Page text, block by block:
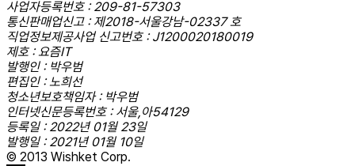
사업자등록번호 : 209-81-57303
통신판매업신고 : 제2018-서울강남-02337 호
직업정보제공사업 신고번호 : J1200020180019
제호 : 요즘IT
발행인 : 박우범
편집인 : 노희선
청소년보호책임자 : 박우범
인터넷신문등록번호 : 서울,아54129
등록일 : 2022년 01월 23일
발행일 : 2021년 01월 10일
© 2013 Wishket Corp.